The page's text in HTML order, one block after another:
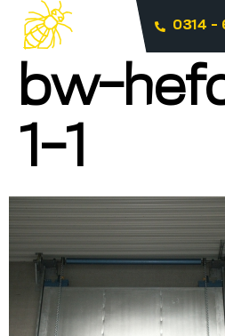
0314 -
bw-
1-1